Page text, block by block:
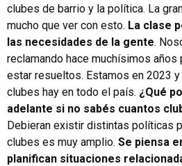
clubes de barrio y la política. La
mucho que ver con esto. La clase
las necesidades de la gente.
reclamando hace muchísimos
estar resueltos. Estamos en 2023
clubes hay en todo el país. ¿Qué
adelante si no sabés cuantos
Debieran existir distintas políticas
clubes es muy amplio. Se piensa
planifican situaciones